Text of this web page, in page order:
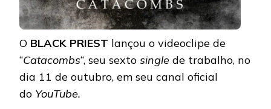
O BLACK PRIEST lançou o videoclipe de
“Catacombs“, seu sexto single de trabalho, no
dia 11 de outubro, em seu canal oficial
do YouTube.